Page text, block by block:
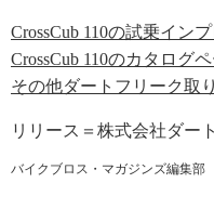
CrossCub 110の試乗イン
CrossCub 110のカタログ
その他ダートフリーク取
リリース＝株式会社ダー
バイクブロス・マガジンズ編集部